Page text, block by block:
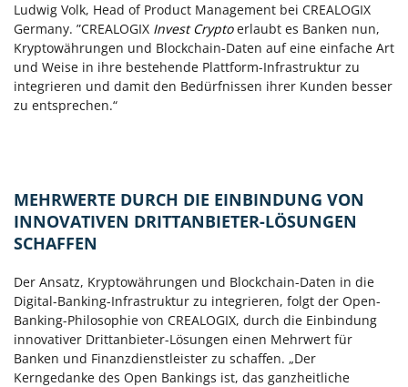
Ludwig Volk, Head of Product Management bei CREALOGIX
Germany. ”CREALOGIX Invest Cryptoerlaubt es Banken nun,
Kryptowährungen und Blockchain-Daten auf eine einfache Art
und Weise in ihre bestehende Plattform-Infrastruktur zu
integrieren und damit den Bedürfnissen ihrer Kunden besser
zu entsprechen.“
MEHRWERTE DURCH DIE EINBINDUNG VON
INNOVATIVEN DRITTANBIETER-LÖSUNGEN
SCHAFFEN
Der Ansatz, Kryptowährungen und Blockchain-Daten in die
Digital-Banking-Infrastruktur zu integrieren, folgt der Open-
Banking-Philosophie von CREALOGIX, durch die Einbindung
innovativer Drittanbieter-Lösungen einen Mehrwert für
Banken und Finanzdienstleister zu schaffen. „Der
Kerngedanke des Open Bankings ist, das ganzheitliche